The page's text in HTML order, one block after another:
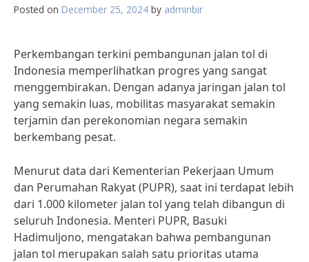
Posted on December 25, 2024 by adminbir
Perkembangan terkini pembangunan jalan tol di
Indonesia memperlihatkan progres yang sangat
menggembirakan. Dengan adanya jaringan jalan tol
yang semakin luas, mobilitas masyarakat semakin
terjamin dan perekonomian negara semakin
berkembang pesat.
Menurut data dari Kementerian Pekerjaan Umum
dan Perumahan Rakyat (PUPR), saat ini terdapat lebih
dari 1.000 kilometer jalan tol yang telah dibangun di
seluruh Indonesia. Menteri PUPR, Basuki
Hadimuljono, mengatakan bahwa pembangunan
jalan tol merupakan salah satu prioritas utama